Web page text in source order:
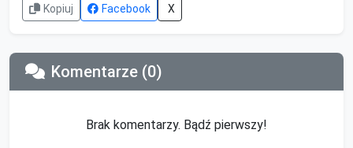
Kopiuj Facebook X
Komentarze (0)
Brak komentarzy. Bądź pierwszy!